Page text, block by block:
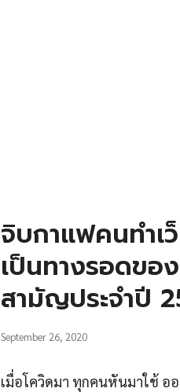
จิบกาแฟคนทำเ
เป็นทางรอดขอ
สามัญประจำปี
September 26, 2020
เมื่อโควิดมา ทุกคนหันมาใช้ อ